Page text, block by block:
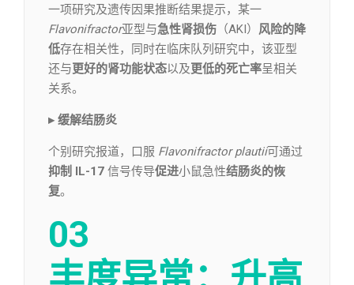
一项研究及遗传因果推断结果提示，某一
Flavonifractor亚型与急性肾损伤 （AKI） 风险的降
低存在相关性，同时在临床队列研究中，该亚型
还与更好的肾功能状态以及更低的死亡率呈相关
关系。
▸ 缓解结肠炎
个别研究报道，口服 Flavonifractor plautii可通过
抑制 IL-17 信号传导促进小鼠急性结肠炎的恢
复。
03